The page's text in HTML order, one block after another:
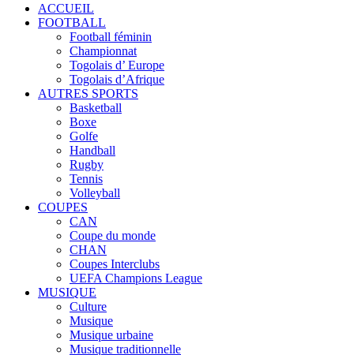
ACCUEIL
FOOTBALL
Football féminin
Championnat
Togolais d’ Europe
Togolais d’Afrique
AUTRES SPORTS
Basketball
Boxe
Golfe
Handball
Rugby
Tennis
Volleyball
COUPES
CAN
Coupe du monde
CHAN
Coupes Interclubs
UEFA Champions League
MUSIQUE
Culture
Musique
Musique urbaine
Musique traditionnelle